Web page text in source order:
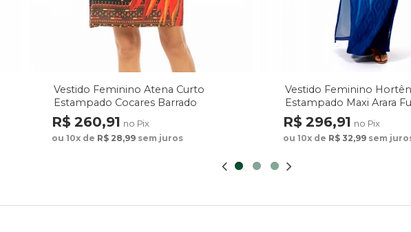
Vestido Feminino Atena Curto
Estampado Cocares Barrado
Fundo Verde
R$ 260,91 no Pix
ou 10x de R$ 28,99 sem juros
Vestido Feminino
Estampado Maxi Arara
R$ 296,91 no Pix
ou 10x de R$ 32,99 sem